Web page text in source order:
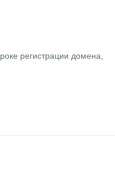
регистрации домена,